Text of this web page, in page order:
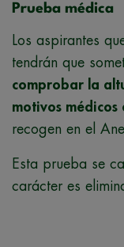
Prueba médica
Los aspirantes
tendrán que
comprobar la
motivos médicos
recogen en el
Esta prueba se
carácter es